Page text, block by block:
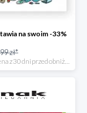
na swoim -33%
zł*